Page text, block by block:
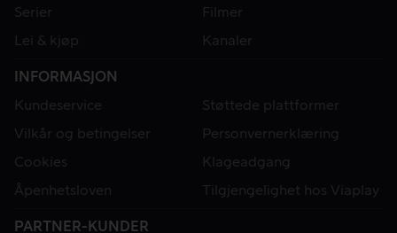
Serier
Filmer
Lei & kjøp
Kanaler
INFORMASJON
Kundeservice
Støttede plattformer
Vilkår og betingelser
Personvernerklæring
Cookies
Klageadgang
Åpenhetsloven
Tilgjengelighet hos Viaplay
PARTNER-KUNDER